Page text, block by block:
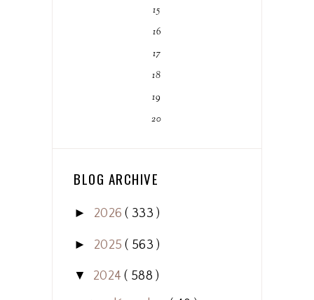
15
16
17
18
19
20
BLOG ARCHIVE
► 2026( 333 )
► 2025( 563 )
▼ 2024( 588 )